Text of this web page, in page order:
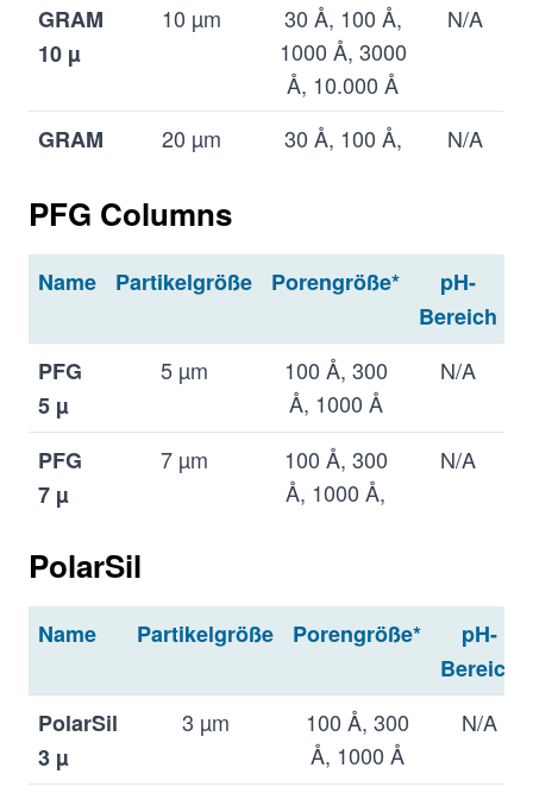
GRAM
10 µ
10 µm
30 Å, 100 Å,
1000 Å, 3000
Å, 10.000 Å
N/A
GRAM
20 µm
30 Å, 100 Å,
N/A
*zusätzlich "linear"-Produkte mit gemischter
Porengröße vorhanden
PFG Columns
Name Partikelgröße Porengröße*
pH-
Bereich
PFG
5 µ
5 µm
100 Å, 300
Å, 1000 Å
N/A
PFG
7 µ
7 µm
100 Å, 300
Å, 1000 Å,
N/A
*zusätzlich "linear"-Produkte mit gemischter
Porengröße vorhanden
PolarSil
Name Partikelgröße Porengröße*
pH-
Bereich
PolarSil
3 µ
3 µm
100 Å, 300
Å, 1000 Å
N/A